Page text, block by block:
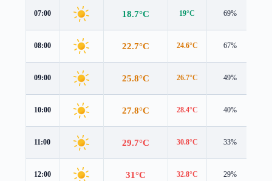
07:00 18.7°C 19°C 69%
08:00 22.7°C 24.6°C 67%
09:00 25.8°C 26.7°C 49%
10:00 27.8°C 28.4°C 40%
11:00 29.7°C 30.8°C 33%
12:00 31°C 32.8°C 29%